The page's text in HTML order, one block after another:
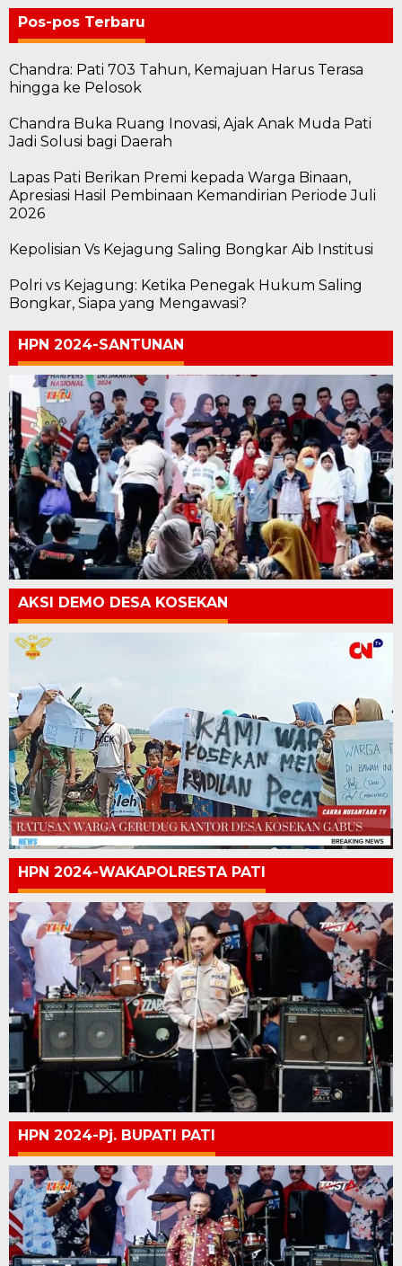
Pos-pos Terbaru
Chandra: Pati 703 Tahun, Kemajuan Harus Terasa
hingga ke Pelosok
Chandra Buka Ruang Inovasi, Ajak Anak Muda Pati
Jadi Solusi bagi Daerah
Lapas Pati Berikan Premi kepada Warga Binaan,
Apresiasi Hasil Pembinaan Kemandirian Periode Juli
2026
Kepolisian Vs Kejagung Saling Bongkar Aib Institusi
Polri vs Kejagung: Ketika Penegak Hukum Saling
Bongkar, Siapa yang Mengawasi?
HPN 2024-SANTUNAN
AKSI DEMO DESA KOSEKAN
HPN 2024-WAKAPOLRESTA PATI
HPN 2024-Pj. BUPATI PATI